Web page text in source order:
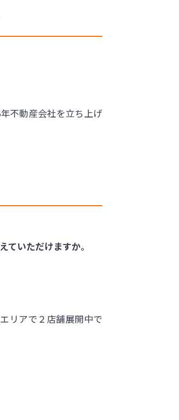
不動産会社を立ち上げ
いただけますか。
リアで２店舗展開中で